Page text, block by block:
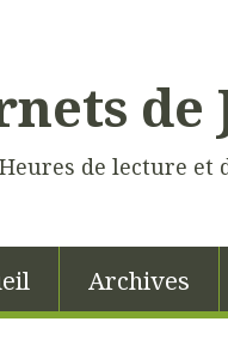
de
de lecture et
Archives